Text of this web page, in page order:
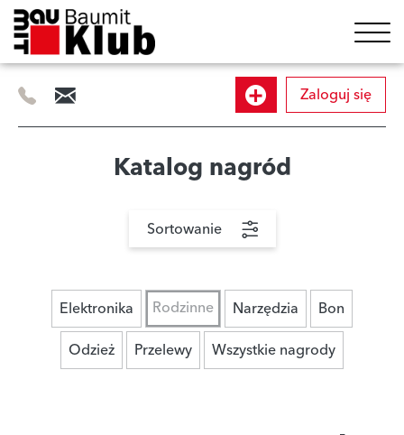
505
844
info@baumitklub.pl
Dołącz
programu
Zaloguj się
Katalog nagród
Sortowanie
Elektronika Rodzinne Narzędzia
Bon
Odzież
Przelewy Wszystkie nagrody